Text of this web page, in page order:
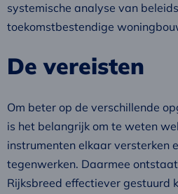
systemische analyse van
toekomstbestendige
De vereisten
Om beter op de verschillende
is het belangrijk om te weten
instrumenten elkaar versterken
tegenwerken. Daarmee
Rijksbreed effectiever gestuurd